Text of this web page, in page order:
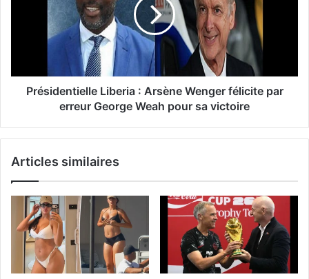
Présidentielle Liberia : Arsène Wenger félicite par
erreur George Weah pour sa victoire
Articles similaires